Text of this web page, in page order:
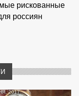
рискованные
россиян
2017